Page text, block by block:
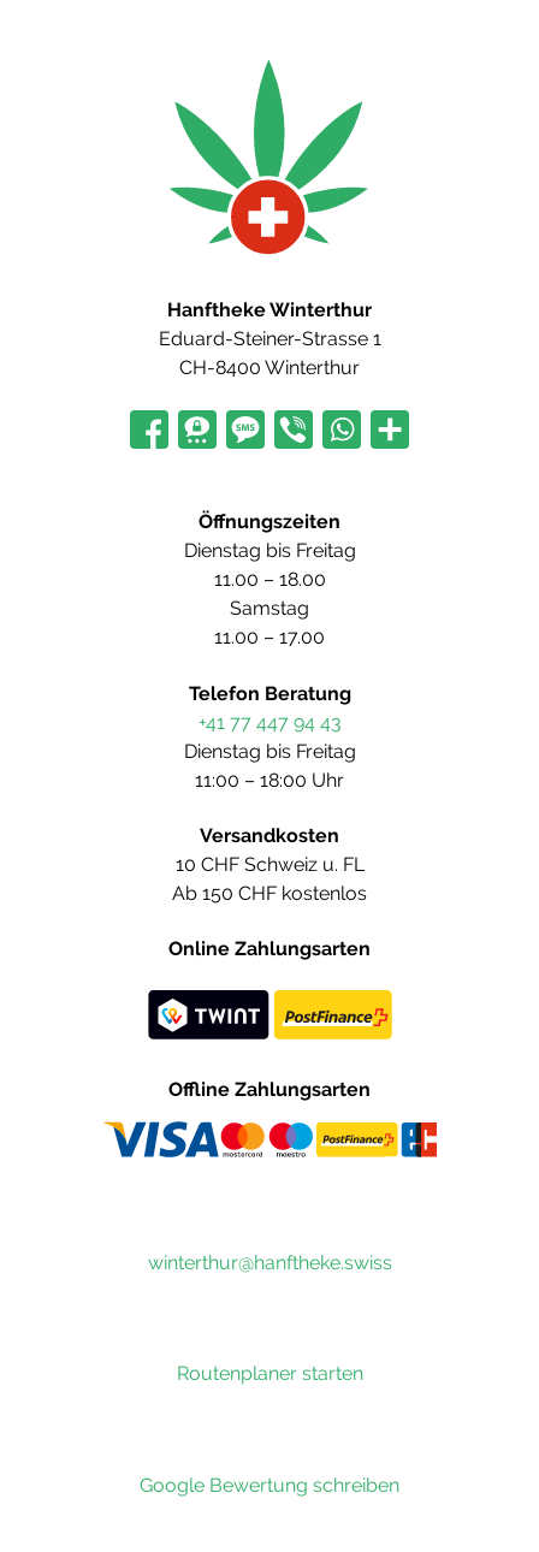
Hanftheke Winterthur
Eduard-Steiner-Strasse 1
CH-8400 Winterthur
Öffnungszeiten
Dienstag bis Freitag
11.00 – 18.00
Samstag
11.00 – 17.00
Telefon Beratung
+41 77 447 94 43
Dienstag bis Freitag
11:00 – 18:00 Uhr
Versandkosten
10 CHF Schweiz u. FL
Ab 150 CHF kostenlos
Online Zahlungsarten
Offline Zahlungsarten
winterthur@hanftheke.swiss
Routenplaner starten
Google Bewertung schreiben